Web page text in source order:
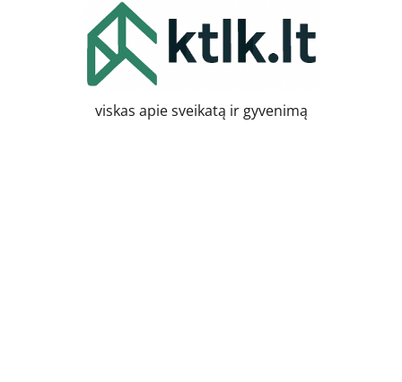
viskas apie sveikatą ir gyvenimą